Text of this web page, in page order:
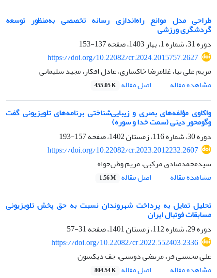
طراحی مدل موانع راه‌اندازی رسانه تخصصی به‌منظور توسعه
گردشگری ورزشی
دوره 31، شماره 1، بهار 1403، صفحه
137-153
https://doi.org/10.22082/cr.2024.2015757.2627
مریم علی نیا، غلامرضا خاکساری، عادل افکار، مجید سلیمانی
مشاهده مقاله
اصل مقاله 455.05 K
واکاوی مؤلفه‌های بصری و زیبایی‌شناختی برنامه‌های تلویزیونی گفت
وگومحور دینی (سمت خدا و سوره)
دوره 30، شماره 116، زمستان 1402، صفحه
157-193
https://doi.org/10.22082/cr.2023.2012232.2607
سیدمحمدصادق مرکبی، مریم وطن‌خواه
مشاهده مقاله
اصل مقاله 1.56 M
تحلیل تمایل به پرداخت شهروندان نسبت به حق پخش تلویزیونی
مسابقات فوتبال ایران
دوره 29، شماره 112، زمستان 1401، صفحه
31-57
https://doi.org/10.22082/cr.2022.552403.2336
علی محسنی فر، مرتضی دوستی، جف دیکسون
مشاهده مقاله
اصل مقاله 804.54 K